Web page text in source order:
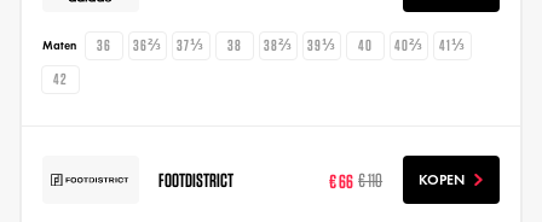
Maten 36 36⅔ 37⅓ 38 38⅔ 39⅓ 40 40⅔
41⅓
42
FOOTDISTRICT € 66 € 110 KOPEN